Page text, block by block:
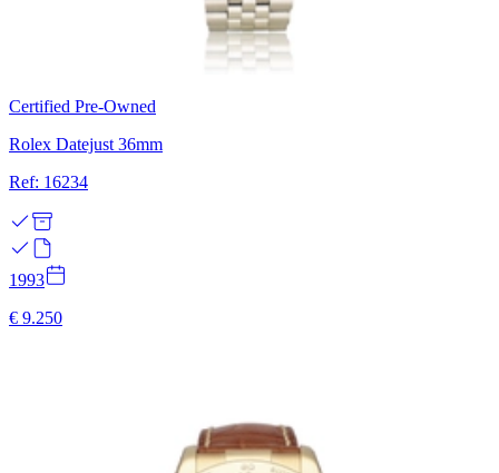
Certified Pre-Owned
Rolex Datejust 36mm
Ref: 16234
1993
€ 9.250